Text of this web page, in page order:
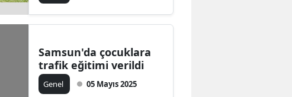
Samsun'da çocuklara
trafik eğitimi verildi
Genel 05 Mayıs 2025